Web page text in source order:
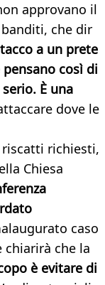
approvano il
che dir
a un prete
così di
È una
dove le
richiesti,
Chiesa
caso
che la
è evitare di